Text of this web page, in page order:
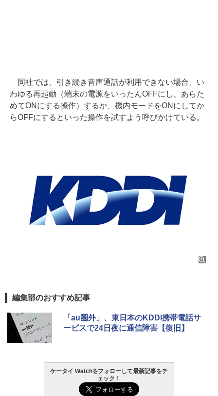
同社では、引き続き音声通話が利用できない場合、い
わゆる再起動（端末の電源をいったんOFFにし、あらた
めてONにする操作）するか、機内モードをONにしてか
らOFFにするといった操作を試すよう呼びかけている。
編集部のおすすめ記事
「au圏外」、東日本のKDDI携帯電話サ
ービスで24日夜に通信障害【復旧】
ケータイ Watchをフォローして最新記事をチ
ェック！